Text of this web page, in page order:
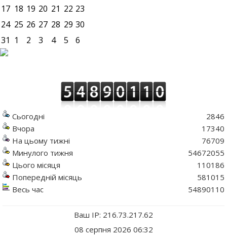
17 18 19 20 21 22 23
24 25 26 27 28 29 30
31 1 2 3 4 5 6
Сьогодні
Вчора
На цьому тижні
Минулого тижня
Цього місяця
Попередній місяць
Весь час
2846
17340
76709
54672055
110186
581015
54890110
Ваш IP: 216.73.217.62
08 серпня 2026 06:32